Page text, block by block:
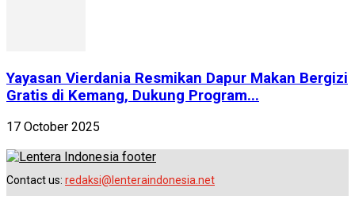
Yayasan Vierdania Resmikan Dapur Makan Bergizi
Gratis di Kemang, Dukung Program...
17 October 2025
Contact us: redaksi@lenteraindonesia.net